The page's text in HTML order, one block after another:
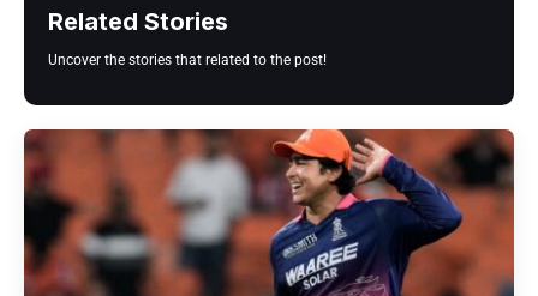
Related Stories
Uncover the stories that related to the post!